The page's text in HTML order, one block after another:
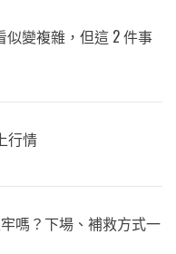
似變複雜，但這 2 件事
行情
嗎？下場、補救方式一